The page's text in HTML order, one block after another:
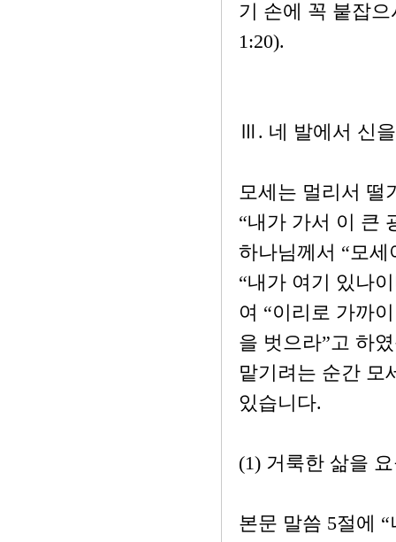
기 손에 꼭 붙잡
1:20).
Ⅲ. 네 발에서 신
모세는 멀리서 떨
“내가 가서 이 큰
하나님께서 “모
“내가 여기 있나
여 “이리로 가까
을 벗으라”고 하
맡기려는 순간 모
있습니다.
(1) 거룩한 삶을
본문 말씀 5절에